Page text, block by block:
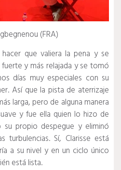
(FRA)
que valiera la pena y se
y más relajada y se tomó
días muy especiales con su
Así que la pista de aterrizaje
larga, pero de alguna manera
y fue ella quien lo hizo de
su propio despegue y eliminó
turbulencias. Sí, Clarisse está
a su nivel y en un ciclo único
está lista.